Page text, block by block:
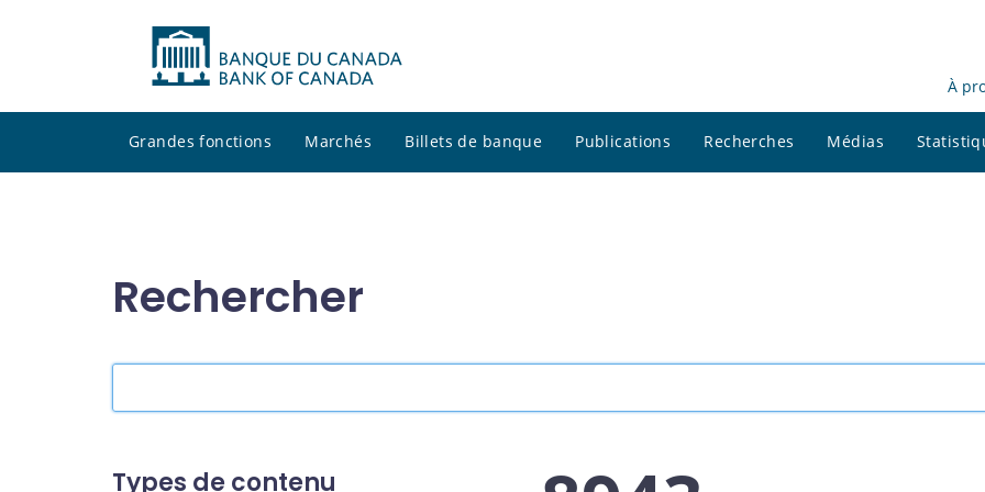
À
Grandes fonctions Marchés Billets de banque Publications Recherches Médias
Rechercher
site
Types de contenu